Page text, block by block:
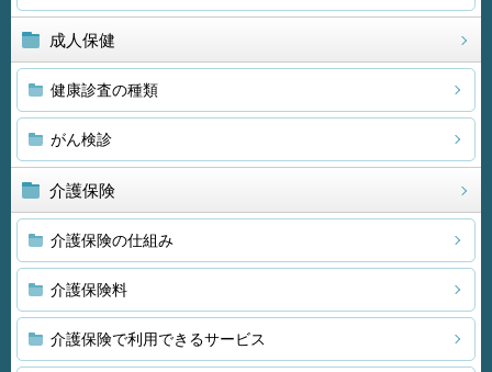
成人保健
健康診査の種類
がん検診
介護保険
介護保険の仕組み
介護保険料
介護保険で利用できるサービス